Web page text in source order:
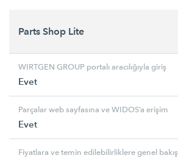
Parts Shop Lite
WIRTGEN GROUP portalı aracılığıyla giriş
Evet
Parçalar web sayfasına ve WIDOS’a erişim
Evet
Fiyatlara ve temin edilebilirliklere genel bakış